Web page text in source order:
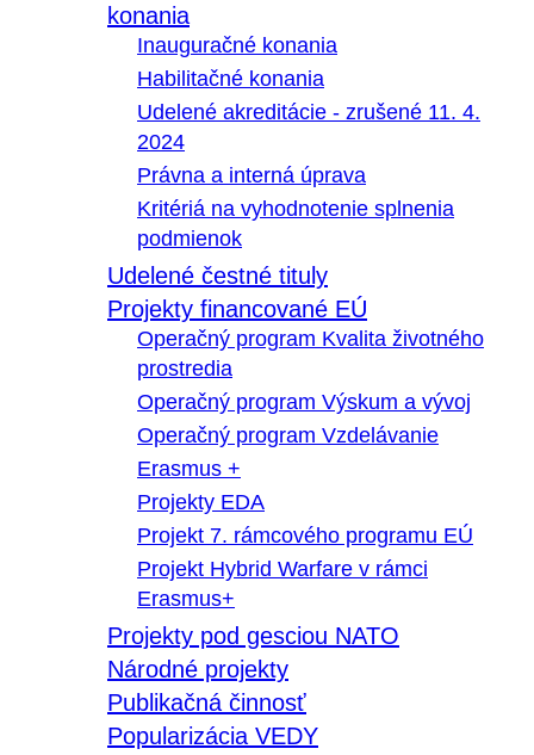
konania
Inauguračné konania
Habilitačné konania
Udelené akreditácie - zrušené 11. 4.
2024
Právna a interná úprava
Kritériá na vyhodnotenie splnenia
podmienok
Udelené čestné tituly
Projekty financované EÚ
Operačný program Kvalita životného
prostredia
Operačný program Výskum a vývoj
Operačný program Vzdelávanie
Erasmus +
Projekty EDA
Projekt 7. rámcového programu EÚ
Projekt Hybrid Warfare v rámci
Erasmus+
Projekty pod gesciou NATO
Národné projekty
Publikačná činnosť
Popularizácia VEDY